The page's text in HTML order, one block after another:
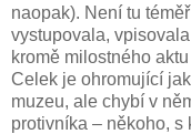
naopak). Není tu
vystupovala,
kromě milostného
Celek je ohromující
muzeu, ale chybí v
protivníka – někoho,